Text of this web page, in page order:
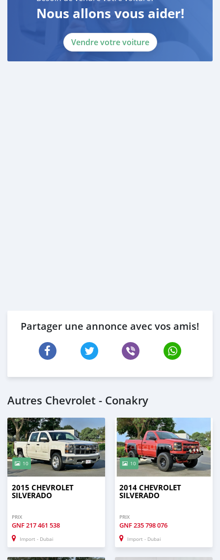
Nous allons vous aider!
Vendre votre voiture
Partager une annonce avec vos amis!
Autres Chevrolet - Conakry
10
2015 CHEVROLET
SILVERADO
PRIX
GNF217 461 538
Import - Dubai
10
2014 CHEVROLET
SILVERADO
PRIX
GNF235 798 076
Import - Dubai